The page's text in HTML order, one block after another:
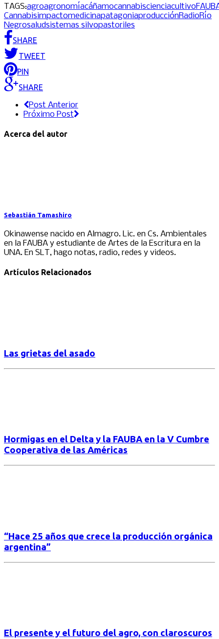
TAGS:agroagronomíacáñamocannabiscienciacultivo
CannabisimpactomedicinapatagoniaproducciónRadioRío
Negrosaludsistemas silvopastoriles
SHARE
TWEET
PIN
SHARE
Post Anterior
Próximo Post
Acerca del autor
Sebastián Tamashiro
Okinawense nacido en Almagro. Lic. en Cs. Ambientales
en la FAUBA y estudiante de Artes de la Escritura en la
UNA. En SLT, hago notas, radio, redes y videos.
Artículos Relacionados
Las grietas del asado
Hormigas en el Delta y la FAUBA en la V Cumbre
Cooperativa de las Américas
“Hace 25 años que crece la producción orgánica
argentina”
El presente y el futuro del agro, con claroscuros